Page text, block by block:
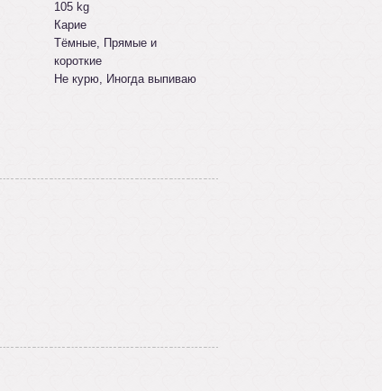
105 kg
Карие
Tёмные, Прямые и
короткие
Не курю, Иногда выпиваю